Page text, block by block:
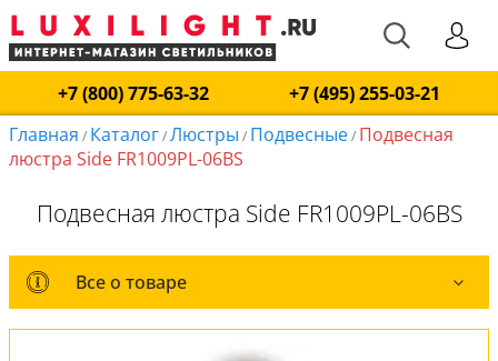
+7 (800) 775-63-32
+7 (495) 255-03-21
Главная / Каталог/Люстры / Подвесные/ Подвесная
люстра Side FR1009PL-06BS
Подвесная люстра Side FR1009PL-06BS
Все о товаре
Все о товаре